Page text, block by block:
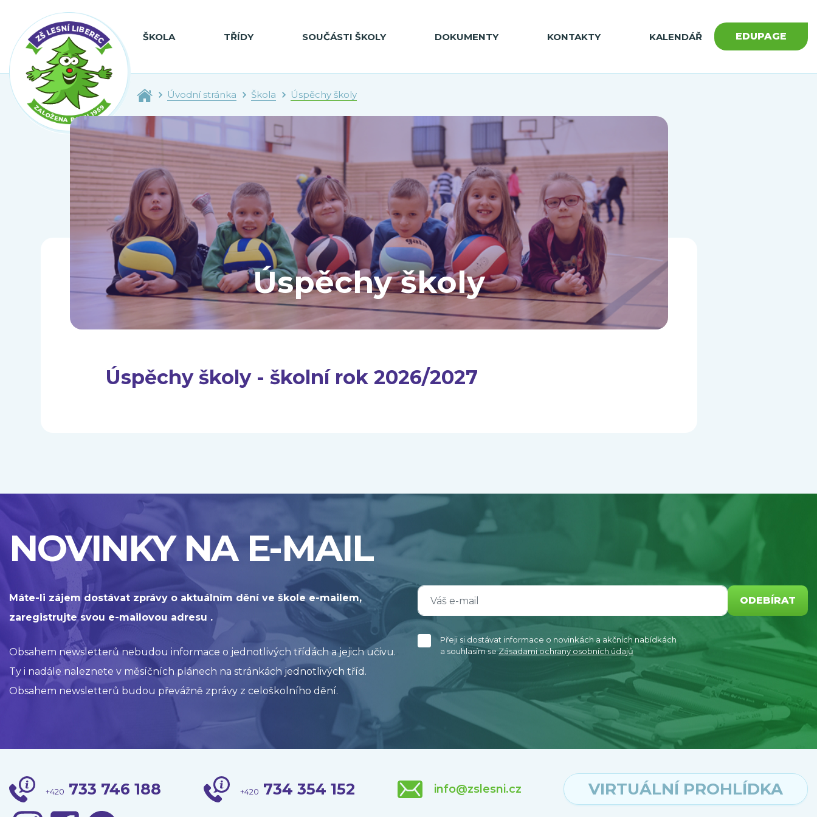
ŠKOLA TŘÍDY SOUČÁSTI ŠKOLY DOKUMENTY KONTAKTY KALENDÁŘ EDUPAGE
Úvodní stránka Škola Úspěchy školy
Úspěchy školy
Úspěchy školy - školní rok 2026/2027
NOVINKY NA E-MAIL
Máte-li zájem dostávat zprávy o aktuálním dění ve škole e-mailem,
zaregistrujte svou e-mailovou adresu .
Obsahem newsletterů nebudou informace o jednotlivých třídách a jejich učivu.
Ty i nadále naleznete v měsíčních plánech na stránkách jednotlivých tříd.
Obsahem newsletterů budou převážně zprávy z celoškolního dění.
ODEBÍRAT
Přeji si dostávat informace o novinkách a akčních nabídkách
a souhlasím seZásadami ochrany osobních údajů
+420 733 746 188 +420 734 354 152 info@zslesni.cz VIRTUÁLNÍ PROHLÍDKA